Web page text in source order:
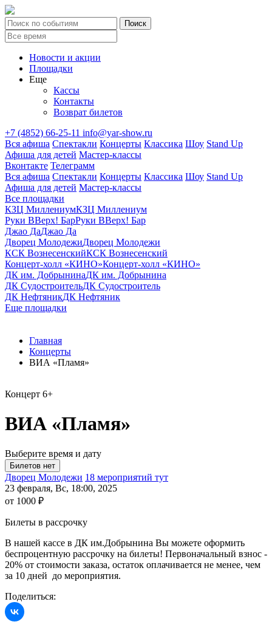
Новости и акции
Площадки
Еще
Кассы
Контакты
Возврат билетов
+7 (4852) 66-25-11 info@yar-show.ru
Вся афиша Спектакли Концерты Классика Шоу Stand Up
Афиша для детей Мастер-классы
Вконтакте Телеграмм
Вся афиша Спектакли Концерты Классика Шоу Stand Up
Афиша для детей Мастер-классы
Все площадки
КЗЦ МиллениумКЗЦ Миллениум
Руки ВВерх! БарРуки ВВерх! Бар
Джао ДаДжао Да
Дворец МолодежиДворец Молодежи
КСК ВознесенскийКСК Вознесенский
Концерт-холл «КИНО»Концерт-холл «КИНО»
ДК им. ДобрынинаДК им. Добрынина
ДК СудостроительДК Судостроитель
ДК НефтяникДК Нефтяник
Еще площадки
Главная
Концерты
ВИА «Пламя»
Концерт 6+
ВИА «Пламя»
Выберите время и дату
Дворец Молодежи 18 мероприятий тут
23 февраля, Вс, 18:00, 2025
от 1000 ₽
Билеты в рассрочку
В нашей кассе в ДК им.Добрынина Вы можете оформить
беспроцентную рассрочку на билеты! Первоначальный взнос -
20% от стоимости заказа, остаток оплачивается не менее, чем
за 10 дней до мероприятия.
Поделиться: